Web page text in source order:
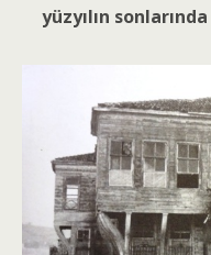
yüzyılın sonlarında